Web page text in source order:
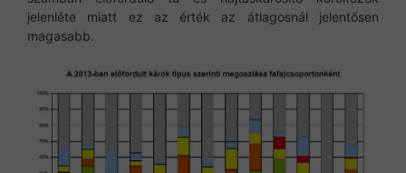
jelenléte miatt ez az érték az átlagosnál jelentősen
magasabb.